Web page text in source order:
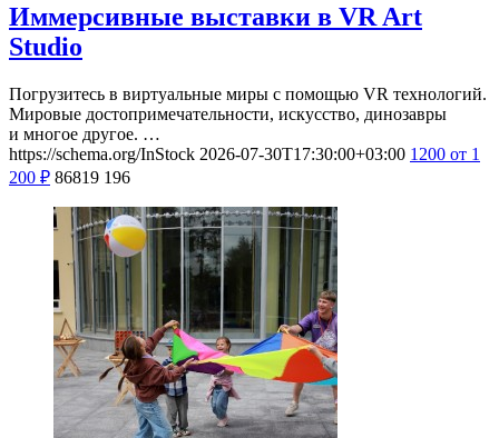
Иммерсивные выставки в VR Art
Studio
Погрузитесь в виртуальные миры с помощью VR технологий.
Мировые достопримечательности, искусство, динозавры
и многое другое. …
https://schema.org/InStock 2026-07-30T17:30:00+03:00 1200 от 1
200 ₽ 86819 196